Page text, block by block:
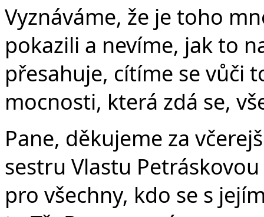
Vyznáváme, že je toho
pokazili a nevíme, jak to
přesahuje, cítíme se vůči
mocnosti, která zdá se,
Pane, děkujeme za
sestru Vlastu
pro všechny, kdo se s